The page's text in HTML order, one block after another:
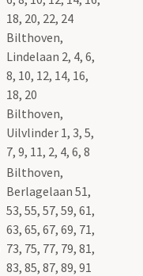
18, 20, 22, 24
Bilthoven,
Lindelaan 2, 4, 6,
8, 10, 12, 14, 16,
18, 20
Bilthoven,
Uilvlinder 1, 3, 5,
7, 9, 11, 2, 4, 6, 8
Bilthoven,
Berlagelaan 51,
53, 55, 57, 59, 61,
63, 65, 67, 69, 71,
73, 75, 77, 79, 81,
83, 85, 87, 89, 91